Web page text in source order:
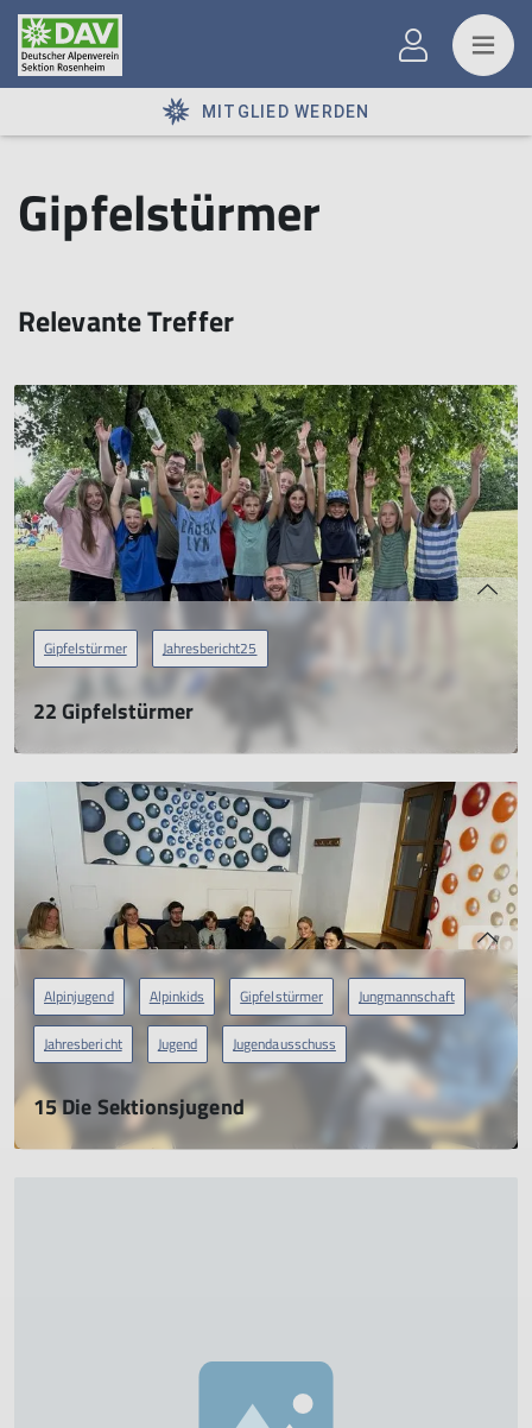
MITGLIED WERDEN
Gipfelstürmer
Relevante Treffer
Gipfelstürmer Jahresbericht25
22 Gipfelstürmer
Jahresbericht 2025
mehr erfahren
Alpinjugend Alpinkids Gipfelstürmer Jungmannschaft
Jahresbericht Jugend Jugendausschuss
15 Die Sektionsjugend
Der Jugendreferent berichtet!